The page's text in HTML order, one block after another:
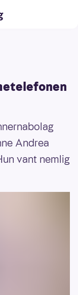
Andrea
vant nemlig